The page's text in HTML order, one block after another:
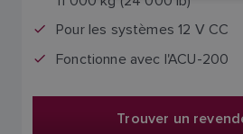
Pour les systèmes 12 V CC
Fonctionne avec l'ACU-200
Trouver un